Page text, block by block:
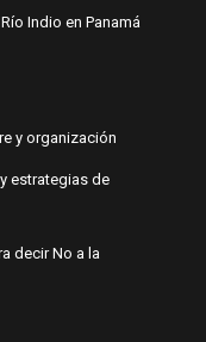
Indio en Panamá
y organización
estrategias de
decir No a la